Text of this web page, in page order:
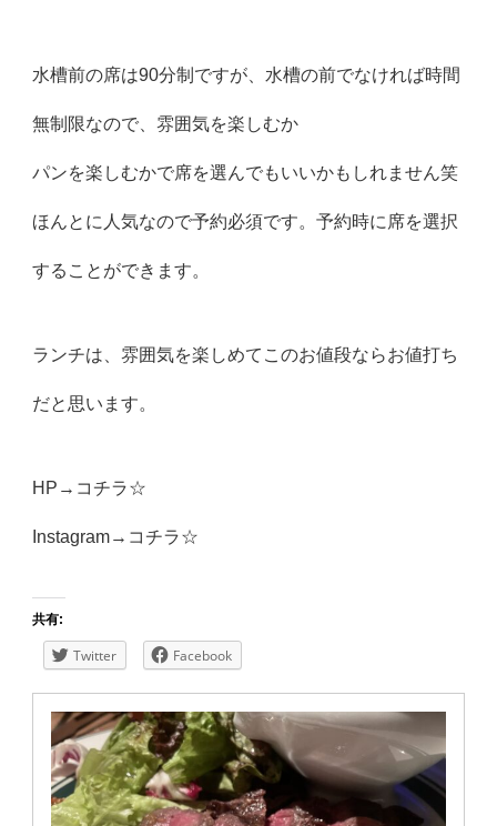
水槽前の席は90分制ですが、水槽の前でなければ時間
無制限なので、雰囲気を楽しむか
パンを楽しむかで席を選んでもいいかもしれません笑
ほんとに人気なので予約必須です。予約時に席を選択
することができます。
ランチは、雰囲気を楽しめてこのお値段ならお値打ち
だと思います。
HP→ コチラ☆
Instagram→ コチラ☆
共有:
Twitter Facebook